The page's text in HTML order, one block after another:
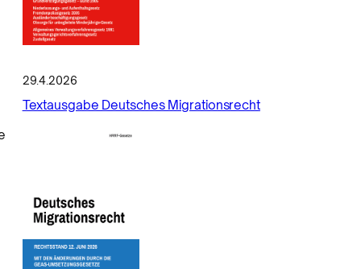
29.4.2026
Textausgabe Deutsches Migrationsrecht